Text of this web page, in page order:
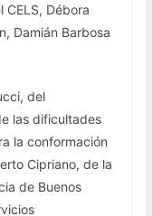
CELS, Débora
Damián Barbosa
del
las dificultades
la conformación
Cipriano, de la
de Buenos